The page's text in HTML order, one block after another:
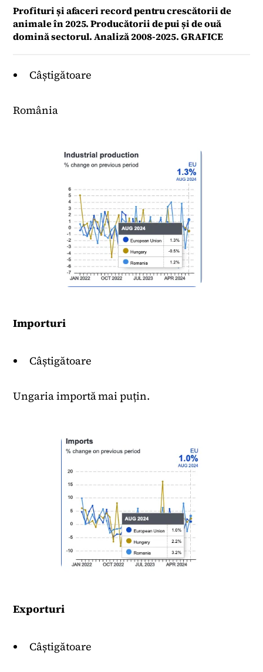
Profituri și afaceri record pentru crescătorii de
animale în 2025. Producătorii de pui și de ouă
domină sectorul. Analiză 2008-2025. GRAFICE
Câștigătoare
România
Importuri
Câștigătoare
Ungaria importă mai puțin.
Exporturi
Câștigătoare